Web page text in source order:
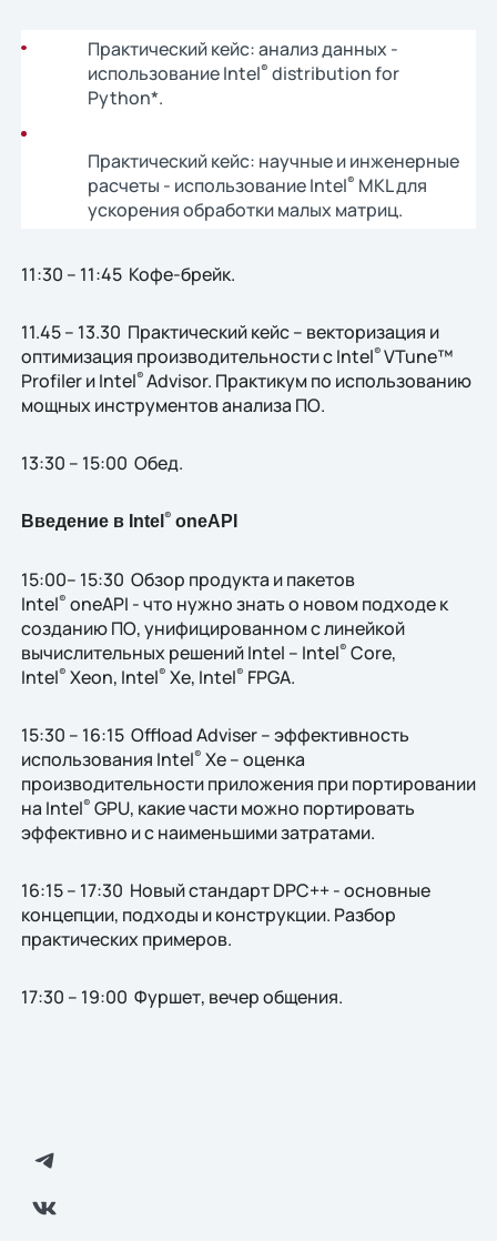
Практический кейс: анализ данных -
использование Intel® distribution for
Python*.
Практический кейс: научные и инженерные
расчеты - использование Intel® MKL для
ускорения обработки малых матриц.
11:30 – 11:45 Кофе-брейк.
11.45 – 13.30 Практический кейс – векторизация и
оптимизация производительности с Intel® VTune™
Profiler и Intel® Advisor. Практикум по использованию
мощных инструментов анализа ПО.
13:30 – 15:00 Обед.
Введение в Intel ® oneAPI
15:00– 15:30 Обзор продукта и пакетов
Intel® oneAPI - что нужно знать о новом подходе к
созданию ПО, унифицированном с линейкой
вычислительных решений Intel – Intel® Core,
Intel® Xeon, Intel® Xe, Intel® FPGA.
15:30 – 16:15 Offload Adviser – эффективность
использования Intel® Xe – оценка
производительности приложения при портировании
на Intel® GPU, какие части можно портировать
эффективно и с наименьшими затратами.
16:15 – 17:30 Новый стандарт DPC++ - основные
концепции, подходы и конструкции. Разбор
практических примеров.
17:30 – 19:00 Фуршет, вечер общения.